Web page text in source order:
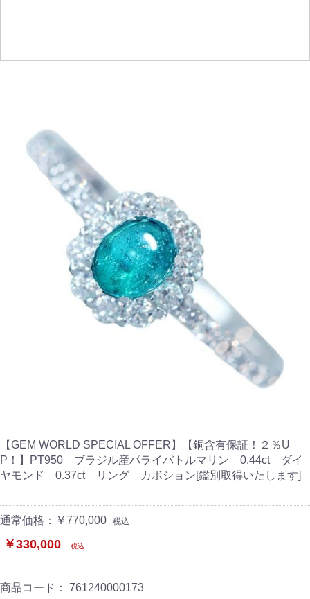
【GEM WORLD SPECIAL OFFER】【銅含有保証！２％U
P！】PT950 ブラジル産パライバトルマリン 0.44ct ダイ
ヤモンド 0.37ct リング カボション[鑑別取得いたします]
通常価格：￥770,000 税込
￥330,000 税込
商品コード： 761240000173